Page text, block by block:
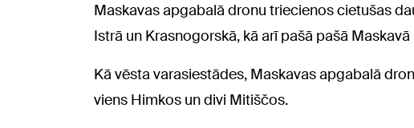
Maskavas apgabalā dronu triecienos cietušas
Istrā un Krasnogorskā, kā arī pašā pašā
Kā vēsta varasiestādes, Maskavas apgabalā
viens Himkos un divi Mitiščos.